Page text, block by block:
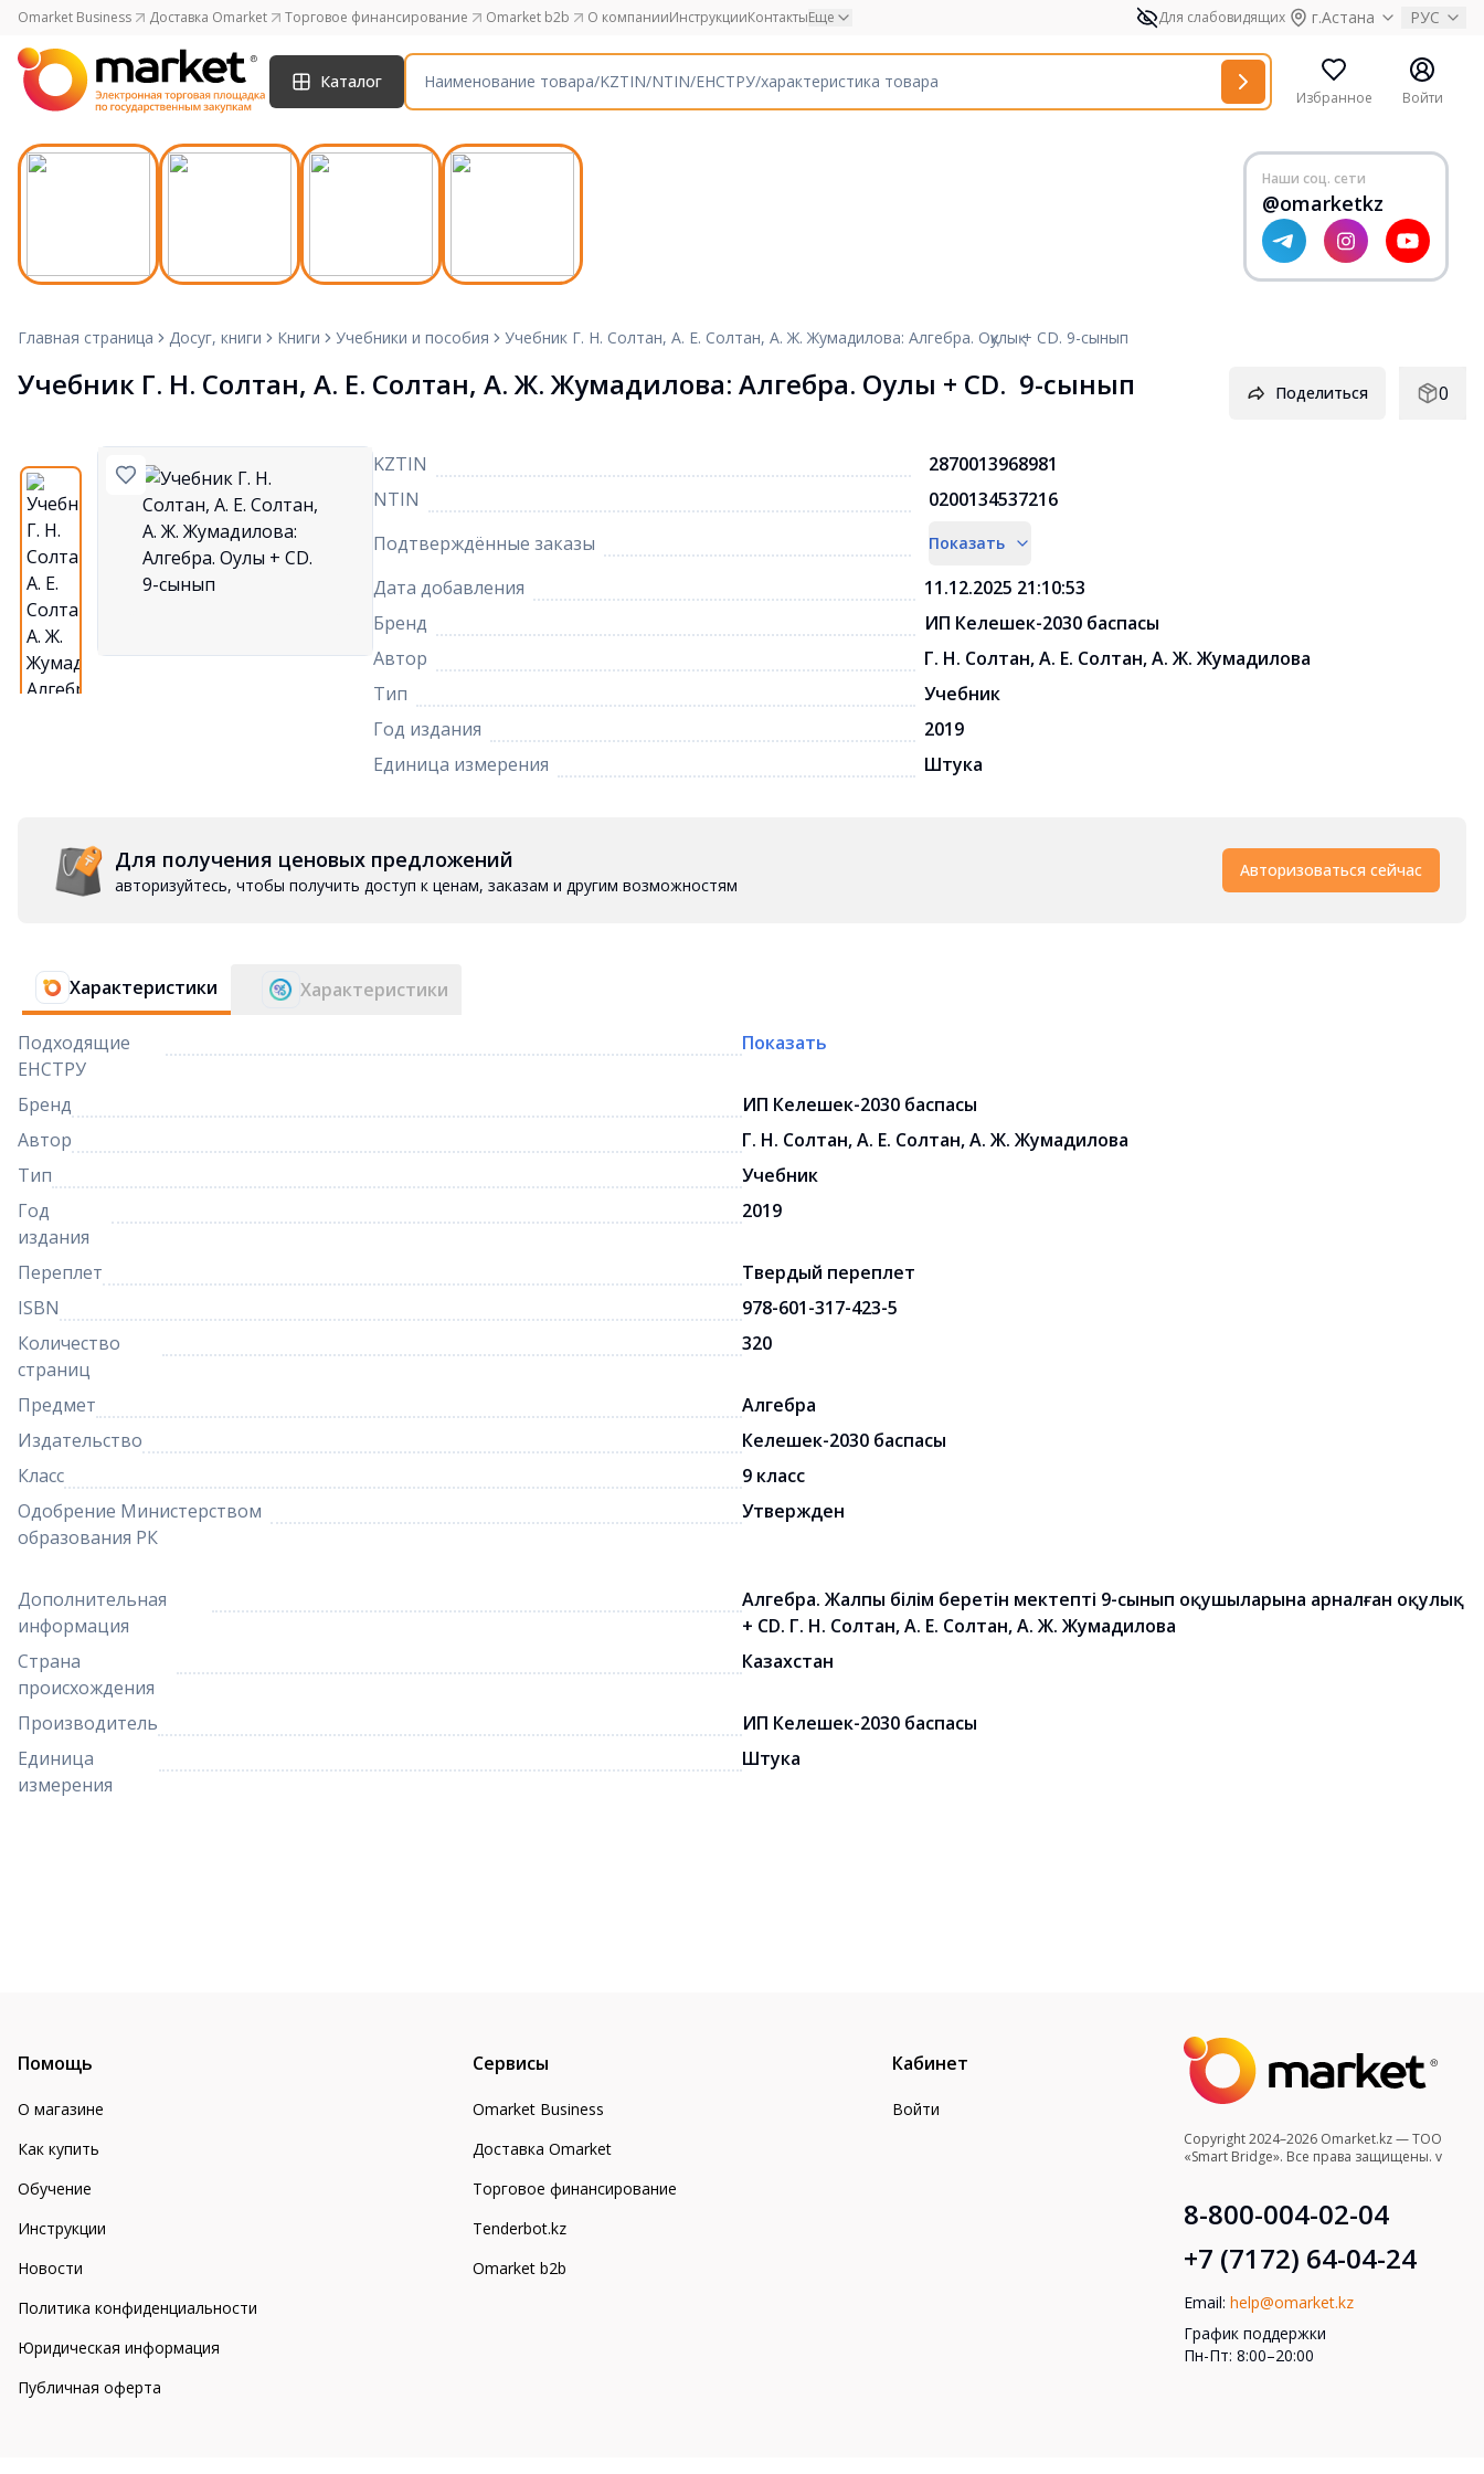
Omarket Business Доставка Omarket Торговое финансирование Omarket b2b О компанииИнструкцииКонтактыЕще Для слабовидящих г.Астана РУС
Каталог
Избранное Войти
Наши соц. сети
@omarketkz
Главная страница Досуг, книги Книги Учебники и пособия Учебник Г. Н. Солтан, А. Е. Солтан, А. Ж. Жумадилова: Алгебра. Оқулық + CD. 9-сынып
Учебник Г. Н. Солтан, А. Е. Солтан, А. Ж. Жумадилова: Алгебра. Оқулық + CD.  9-сынып Поделиться 0
KZTIN
2870013968981
NTIN
0200134537216
Подтверждённые заказы
Показать
Дата добавления
11.12.2025 21:10:53
Бренд
ИП Келешек-2030 баспасы
Автор
Г. Н. Солтан, А. Е. Солтан, А. Ж. Жумадилова
Тип
Учебник
Год издания
2019
Единица измерения
Штука
Для получения ценовых предложений
авторизуйтесь, чтобы получить доступ к ценам, заказам и другим возможностям
Авторизоваться сейчас
Характеристики Характеристики
Подходящие
ЕНСТРУ
Показать
Бренд
ИП Келешек-2030 баспасы
Автор
Г. Н. Солтан, А. Е. Солтан, А. Ж. Жумадилова
Тип
Учебник
Год
издания
2019
Переплет
Твердый переплет
ISBN
978-601-317-423-5
Количество
страниц
320
Предмет
Алгебра
Издательство
Келешек-2030 баспасы
Класс
9 класс
Одобрение Министерством
образования РК
Утвержден
Дополнительная
информация
Алгебра. Жалпы білім беретін мектептің 9-сынып оқушыларына арналған оқулық
+ СD. Г. Н. Солтан, А. Е. Солтан, А. Ж. Жумадилова
Страна
происхождения
Казахстан
Производитель
ИП Келешек-2030 баспасы
Единица
измерения
Штука
Помощь
О магазине
Как купить
Обучение
Инструкции
Новости
Политика конфиденциальности
Юридическая информация
Публичная оферта
Сервисы
Omarket Business
Доставка Omarket
Торговое финансирование
Tenderbot.kz
Omarket b2b
Кабинет
Войти
Copyright 2024–2026 Omarket.kz — ТОО
«Smart Bridge». Все права защищены. v
8-800-004-02-04
+7 (7172) 64-04-24
Email: help@omarket.kz
График поддержки
Пн-Пт: 8:00–20:00